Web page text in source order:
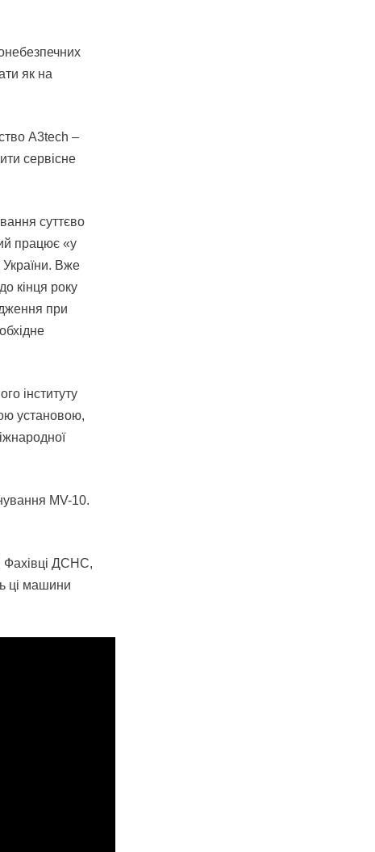
як на
A3tech –
сервісне
суттєво
працює «у
України. Вже
кінця року
при
інституту
установою,
MV-10.
Фахівці ДСНС,
ці машини